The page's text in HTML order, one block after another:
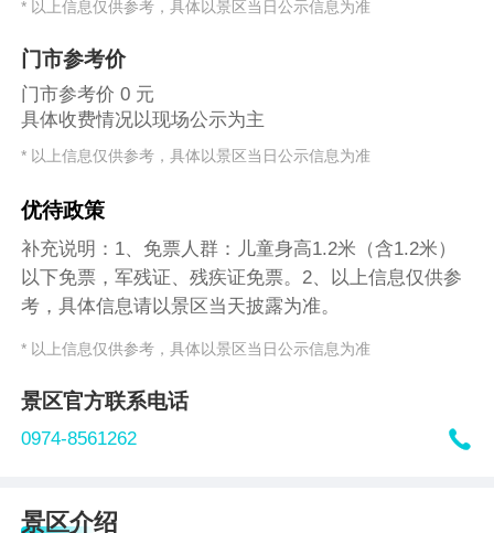
* 以上信息仅供参考，具体以景区当日公示信息为准
门市参考价
门市参考价 0 元
具体收费情况以现场公示为主
* 以上信息仅供参考，具体以景区当日公示信息为准
优待政策
补充说明：1、免票人群：儿童身高1.2米（含1.2米）
以下免票，军残证、残疾证免票。2、以上信息仅供参
考，具体信息请以景区当天披露为准。
* 以上信息仅供参考，具体以景区当日公示信息为准
景区官方联系电话
0974-8561262 
景区介绍